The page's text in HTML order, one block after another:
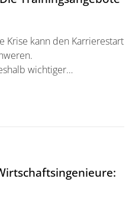
Krise kann den Karrierestart
wichtiger…